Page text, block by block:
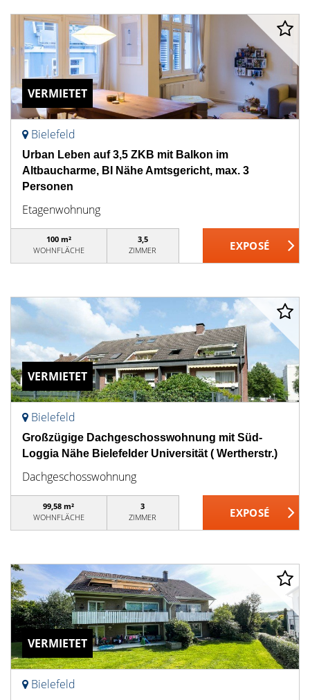
VERMIETET
Bielefeld
Urban Leben auf 3,5 ZKB mit Balkon im
Altbaucharme, BI Nähe Amtsgericht, max. 3
Personen
Etagenwohnung
100 m²
WOHNFLÄCHE
3,5
ZIMMER
VERMIETET
Bielefeld
Großzügige Dachgeschosswohnung mit Süd-
Loggia Nähe Bielefelder Universität ( Wertherstr.)
Dachgeschosswohnung
99,58 m²
WOHNFLÄCHE
3
ZIMMER
VERMIETET
Bielefeld